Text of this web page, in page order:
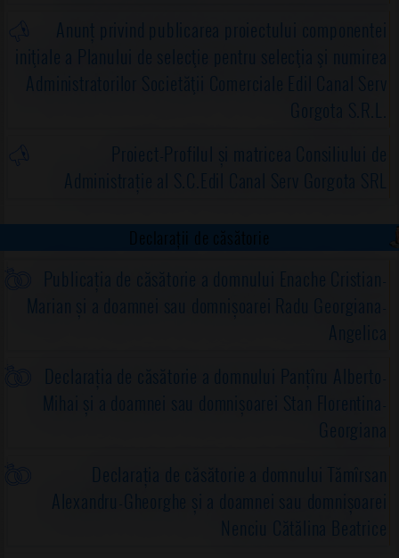
Anunț privind publicarea proiectului componentei
iniţiale a Planului de selecţie pentru selecţia şi numirea
Administratorilor Societăţii Comerciale Edil Canal Serv
Gorgota S.R.L.
Proiect-Profilul și matricea Consiliului de
Administrație al S.C.Edil Canal Serv Gorgota SRL
Declarații de căsătorie
Publicația de căsătorie a domnului Enache Cristian-
Marian și a doamnei sau domnișoarei Radu Georgiana-
Angelica
Declarația de căsătorie a domnului Panțîru Alberto-
Mihai și a doamnei sau domnișoarei Stan Florentina-
Georgiana
Declarația de căsătorie a domnului Tămîrsan
Alexandru-Gheorghe și a doamnei sau domnișoarei
Nenciu Cătălina Beatrice